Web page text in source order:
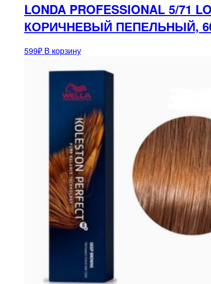
LONDA PROFESSIONAL 5/
КОРИЧНЕВЫЙ ПЕПЕЛЬНЫЙ,
599₽ В корзину